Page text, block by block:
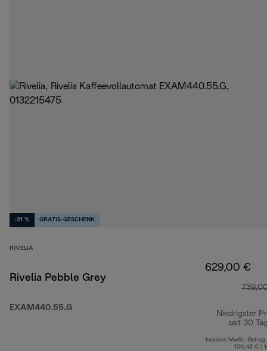
-21 % GRATIS-GESCHENK
RIVELIA
Rivelia Pebble Grey
EXAM440.55.G
629,00 €
Niedrigster
seit 30
Inklusive MwSt.-Betrag
100,43 € (